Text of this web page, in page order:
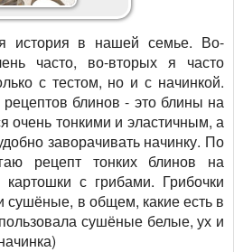
история в нашей семье. Во-
часто, во-вторых я часто
с тестом, но и с начинкой.
блинов - это блины на
очень тонкими и эластичным, а
заворачивать начинку. По
рецепт тонких блинов на
с грибами. Грибочки
сушёные, в общем, какие есть в
сушёные белые, ух и